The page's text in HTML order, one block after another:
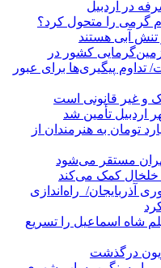
گرمی را متحول کرد؟
کشور در
پیگیری‌ها برای عبور
و غیر قانونی است
بیش از ۱۰۰ میلیارد تومان به هنرمندان از
خلخال کمک می‌کند
آذربایجان/ راه‌اندازی
شاه‌ اسماعیل را تسریع
درگذشت